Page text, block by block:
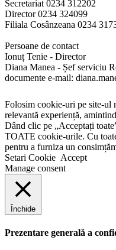
Secretariat 0234 312202
Director 0234 324099
Filiala Cosânzeana 0234
Persoane de contact
Ionuț Tenie - Director
Diana Manea - Șef serviciu
documente e-mail:
Folosim cookie-uri pe site-ul
relevantă experiență,
Dând clic pe „Acceptați
TOATE cookie-urile. Cu
pentru a furniza un
Setari Cookie Accept
Manage consent
Închide
Prezentare generală a